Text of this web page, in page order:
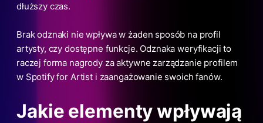
dłuższy czas.
Brak odznaki nie wpływa w żaden sposób na profil
artysty, czy dostępne funkcje. Odznaka weryfikacji to
raczej forma nagrody za aktywne zarządzanie profilem
w Spotify for Artist i zaangażowanie swoich fanów.
Jakie elementy wpływają